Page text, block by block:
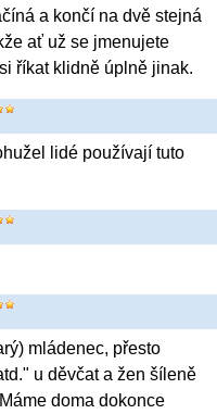
a končí na dvě stejná
ať už se jmenujete
říkat klidně úplně jinak.
lidé používají tuto
mládenec, přesto
u děvčat a žen šíleně
doma dokonce